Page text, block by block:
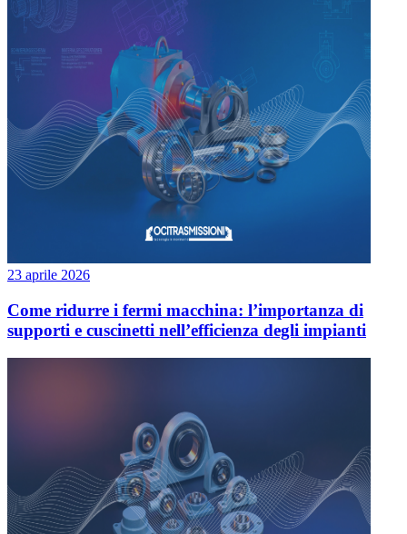
23 aprile 2026
Come ridurre i fermi macchina: l’importanza di
supporti e cuscinetti nell’efficienza degli impianti